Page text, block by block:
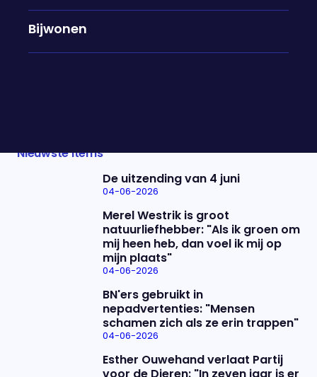
Bijwonen
Vandaag kwam er een einde aan het mei-reces.
Met een belangrijk debat over Gaza belooft het
Nieuwste items
De uitzending van 4 juni
04-06-2026
Merel Westrik is groot
natuurliefhebber: "Als ik groen om
mij heen heb, dan voel ik mij op
mijn plaats"
04-06-2026
BN'ers gebruikt in
nepadvertenties: "Mensen
schamen zich als ze erin trappen"
04-06-2026
Esther Ouwehand verlaat Partij